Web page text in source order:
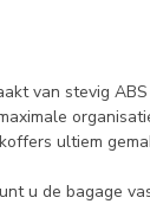
van stevig
ultiem
u de bagage